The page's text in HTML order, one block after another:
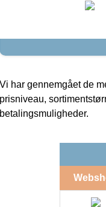
Vi har gennemgået de
prisniveau,
betalingsmuligheder.